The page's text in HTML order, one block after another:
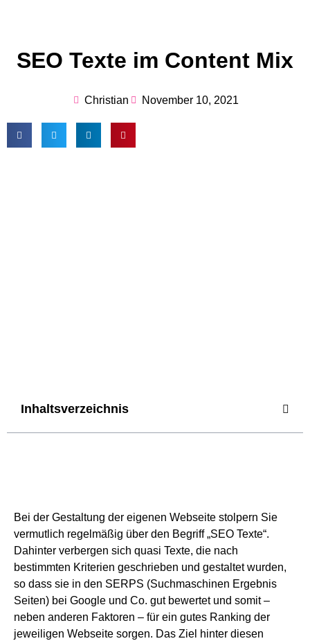
SEO Texte im Content Mix
Christian November 10, 2021
Inhaltsverzeichnis
Bei der Gestaltung der eigenen Webseite stolpern Sie
vermutlich regelmäßig über den Begriff „SEO Texte“.
Dahinter verbergen sich quasi Texte, die nach
bestimmten Kriterien geschrieben und gestaltet wurden,
so dass sie in den SERPS (Suchmaschinen Ergebnis
Seiten) bei Google und Co. gut bewertet und somit –
neben anderen Faktoren – für ein gutes Ranking der
jeweiligen Webseite sorgen. Das Ziel hinter diesen